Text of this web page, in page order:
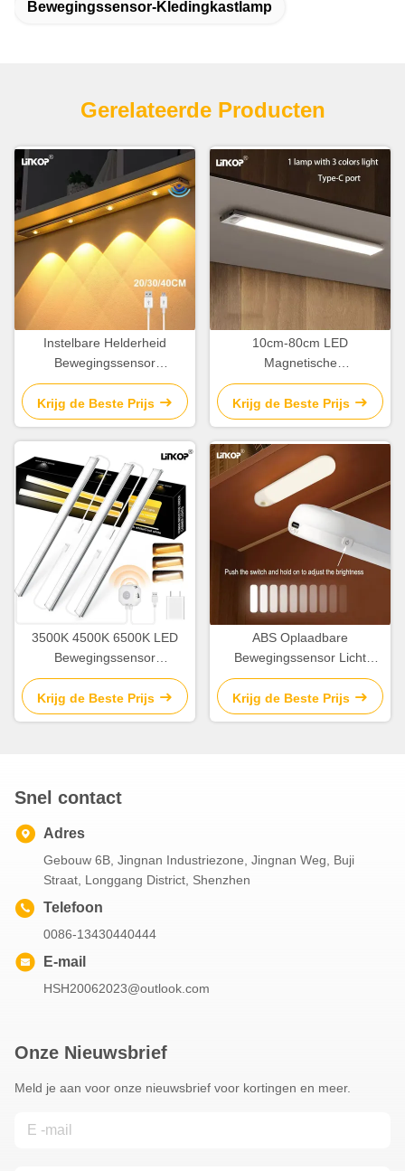
Bewegingssensor-Kledingkastlamp
Gerelateerde Producten
Instelbare Helderheid
Bewegingssensor
Nachtlampje Multi
Specificatie
Bewegingssensor
Garderobelicht
Krijg de Beste Prijs
10cm-80cm LED
Magnetische
Bewegingssensor Licht
Oplaadbaar Met 120°
Sensor Hoek
Krijg de Beste Prijs
3500K 4500K 6500K LED
Bewegingssensor
Nachtlampje Binnen 5V USB
Krijg de Beste Prijs
ABS Oplaadbare
Bewegingssensor Licht
Binnen PIR
Bewegingssensor Licht
2700K -7000K
Krijg de Beste Prijs
Snel contact
Adres
Gebouw 6B, Jingnan Industriezone, Jingnan Weg, Buji
Straat, Longgang District, Shenzhen
Telefoon
0086-13430440444
E-mail
HSH20062023@outlook.com
Onze Nieuwsbrief
Meld je aan voor onze nieuwsbrief voor kortingen en meer.